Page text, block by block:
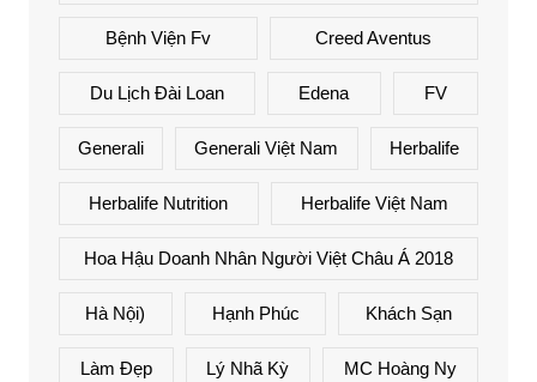
Bệnh Viện Fv Creed Aventus
Du Lịch Đài Loan Edena FV
Generali Generali Việt Nam Herbalife
Herbalife Nutrition Herbalife Việt Nam
Hoa Hậu Doanh Nhân Người Việt Châu Á 2018
Hà Nội) Hạnh Phúc Khách Sạn
Làm Đẹp Lý Nhã Kỳ MC Hoàng Ny